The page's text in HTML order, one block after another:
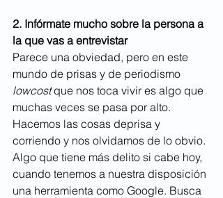
2. Infórmate mucho sobre la persona a
la que vas a entrevistar
Parece una obviedad, pero en este
mundo de prisas y de periodismo
lowcost que nos toca vivir es algo que
muchas veces se pasa por alto.
Hacemos las cosas deprisa y
corriendo y nos olvidamos de lo obvio.
Algo que tiene más delito si cabe hoy,
cuando tenemos a nuestra disposición
una herramienta como Google. Busca